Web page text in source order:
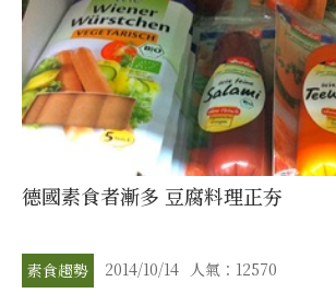
德國素食者漸多 豆腐料理正夯
素食趨勢 2014/10/14 人氣：12570